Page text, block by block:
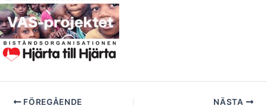
FÖREGÅENDE NÄSTA